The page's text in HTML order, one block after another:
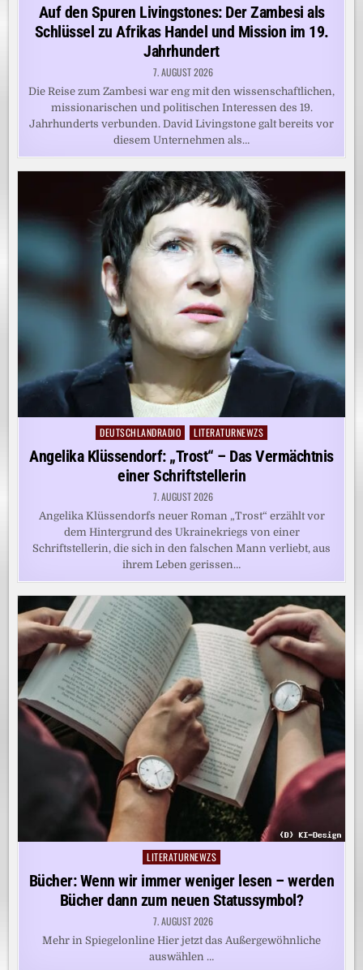
Auf den Spuren Livingstones: Der Zambesi als
Schlüssel zu Afrikas Handel und Mission im 19.
Jahrhundert
7. AUGUST 2026
Die Reise zum Zambesi war eng mit den wissenschaftlichen,
missionarischen und politischen Interessen des 19.
Jahrhunderts verbunden. David Livingstone galt bereits vor
diesem Unternehmen als…
Posted
in
DEUTSCHLANDRADIO LITERATURNEWZS
Angelika Klüssendorf: „Trost“ – Das Vermächtnis
einer Schriftstellerin
7. AUGUST 2026
Angelika Klüssendorfs neuer Roman „Trost“ erzählt vor
dem Hintergrund des Ukrainekriegs von einer
Schriftstellerin, die sich in den falschen Mann verliebt, aus
ihrem Leben gerissen…
Posted
in
LITERATURNEWZS
Bücher: Wenn wir immer weniger lesen – werden
Bücher dann zum neuen Statussymbol?
7. AUGUST 2026
Mehr in Spiegelonline Hier jetzt das Außergewöhnliche
auswählen …